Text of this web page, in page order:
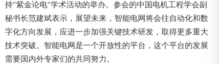
持"紫金论电"学术活动的举办。参会的中国电机工程学会副
秘书长范建斌表示，展望未来，智能电网将会往自动化和数
字化方向发展，应进一步加强关键技术研发，取得更多重大
技术突破。智能电网是一个开放性的平台，这个平台的发展
需要国内外专家们的共同努力。